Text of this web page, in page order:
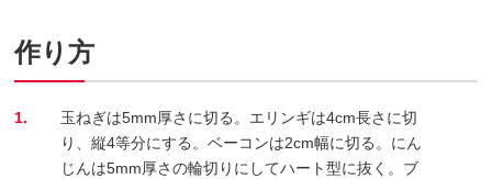
作り方
1.
玉ねぎは5mm厚さに切る。エリンギは4cm長さに切
り、縦4等分にする。ベーコンは2cm幅に切る。にん
じんは5mm厚さの輪切りにしてハート型に抜く。ブ